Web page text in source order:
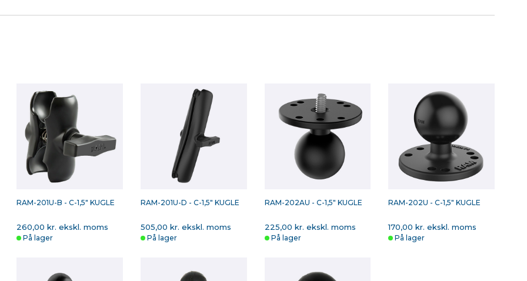
RAM-201U-B - C-1,5" KUGLE
260,00 kr. ekskl. moms
På lager
RAM-201U-D - C-1,5" KUGLE
505,00 kr. ekskl. moms
På lager
RAM-202AU - C-1,5" KUGLE
225,00 kr. ekskl. moms
På lager
RAM-202U - C-1,5" KUGLE
170,00 kr. ekskl. moms
På lager